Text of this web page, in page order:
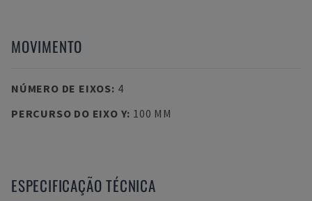
MOVIMENTO
NÚMERO DE EIXOS: 4
PERCURSO DO EIXO Y: 100 MM
ESPECIFICAÇÃO TÉCNICA